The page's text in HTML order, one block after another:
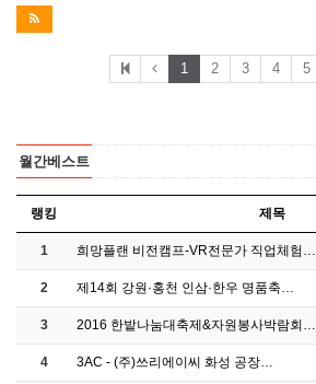
1 2 3 4 5
월간베스트
랭킹 제목
1 희망플랜 비전캠프-VR전문가 직업체험…
2 제14회 강원·홍천 인삼·한우 명품축…
3 2016 한밭나눔대축제&자원봉사박람회…
4 3AC - (주)쓰리에이씨 화성 공장…